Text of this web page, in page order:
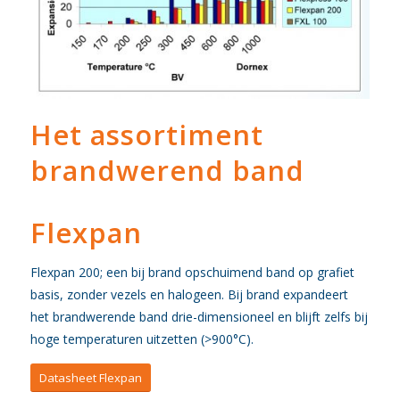
Het assortiment
brandwerend band
Flexpan
Flexpan 200; een bij brand opschuimend band op grafiet
basis, zonder vezels en halogeen. Bij brand expandeert
het brandwerende band drie-dimensioneel en blijft zelfs bij
hoge temperaturen uitzetten (>900°C).
Datasheet Flexpan